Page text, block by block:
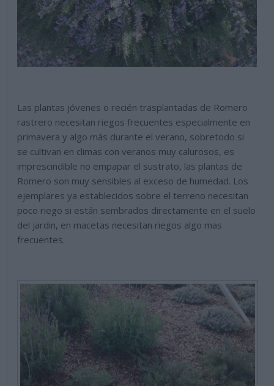
Las plantas jóvenes o recién trasplantadas de Romero
rastrero necesitan riegos frecuentes especialmente en
primavera y algo más durante el verano, sobretodo si
se cultivan en climas con veranos muy calurosos, es
imprescindible no empapar el sustrato, las plantas de
Romero son muy sensibles al exceso de humedad. Los
ejemplares ya establecidos sobre el terreno necesitan
poco riego si están sembrados directamente en el suelo
del jardin, en macetas necesitan riegos algo mas
frecuentes.